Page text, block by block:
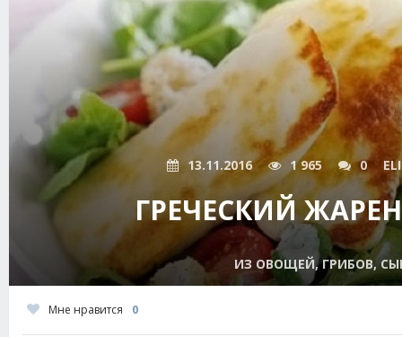
13.11.2016 1 965 0
ГРЕЧЕСКИЙ
ИЗ ОВОЩЕЙ, ГРИБОВ,
Мне нравится 0